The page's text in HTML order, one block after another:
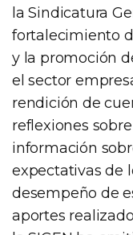
la Sindicatura
fortalecimiento
y la promoción
el sector
rendición de
reflexiones
información
expectativas de
desempeño de
aportes